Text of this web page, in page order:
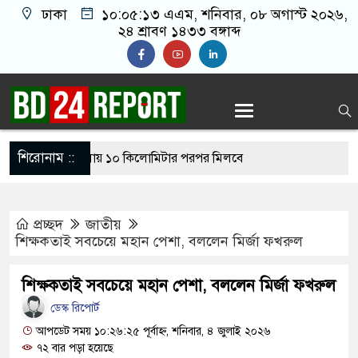
ঢাকা ১০:০৫:১৪ এএম, শনিবার, ০৮ অগাস্ট ২০২৬,
২৪ শ্রাবণ ১৪৩৩ বঙ্গাব্দ
শিরোনাম ::
মোকাবিলায় ১০ কিলোমিটার পরপর মিলবে
দিয়ে সমাজে বিশৃঙ্খলা না ছড়ানোর আহ্বান
আবার হাসিনা কার্ড খেলবেন, এভাবে সম্পর্ক
প্রচ্ছদ
জাতীয়
শিক্ষকতাই সবচেয়ে মহান পেশা, বললেন মির্জা ফখরুল
শিক্ষকতাই সবচেয়ে মহান পেশা, বললেন মির্জা ফখরুল
ডেস্ক রিপোর্ট
আপডেট সময় ১০:২৬:২৫ পূর্বাহ্ন, শনিবার, ৪ জুলাই ২০২৬
৭২ বার পড়া হয়েছে